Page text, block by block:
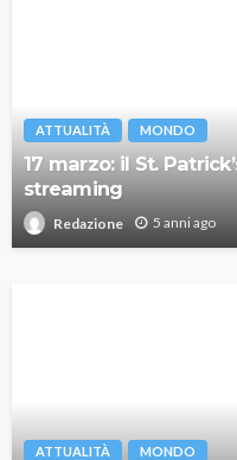
ATTUALITÀ MONDO
17 marzo: il St.
streaming
Redazione 5 anni ago
ATTUALITÀ MONDO